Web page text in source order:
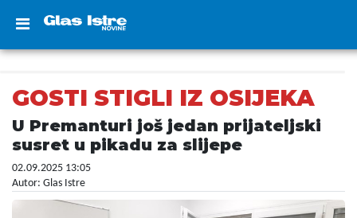
GOSTI STIGLI IZ OSIJEKA
U Premanturi još jedan prijateljski
susret u pikadu za slijepe
02.09.2025 13:05
Autor: Glas Istre